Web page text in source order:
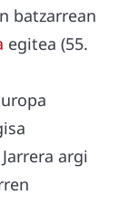
batzarrean
egitea (55.
argi